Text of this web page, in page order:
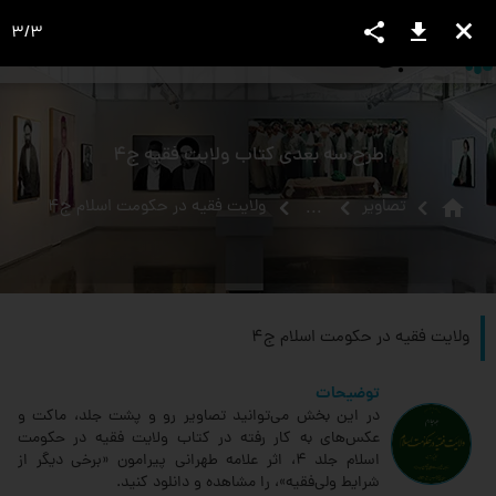
view_headline
طرح سه بعدی کتاب ولایت فقیه ج4
home تصاویر ... ولایت فقیه در حکومت اسلام ج4
ولایت فقیه در حکومت اسلام ج4
توضیحات
در این بخش می‌توانید تصاویر رو و پشت جلد، ماکت و
عکس‌های به کار رفته در کتاب ولایت فقیه در حکومت
اسلام جلد 4، اثر علامه طهرانی پیرامون «برخی دیگر از
شرایط ولی‌فقیه»، را مشاهده و دانلود کنید.
close
download
share
3/3